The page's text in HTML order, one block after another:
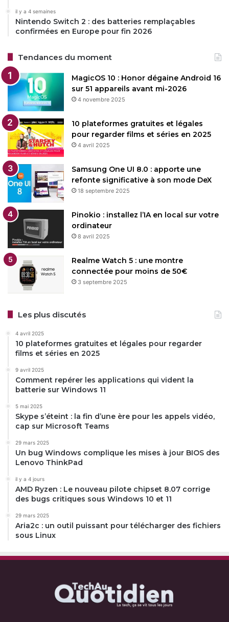
il y a 4 semaines
Nintendo Switch 2 : des batteries remplaçables
confirmées en Europe pour fin 2026
Tendances du moment
MagicOS 10 : Honor dégaine Android 16
sur 51 appareils avant mi-2026
4 novembre 2025
10 plateformes gratuites et légales
pour regarder films et séries en 2025
4 avril 2025
Samsung One UI 8.0 : apporte une
refonte significative à son mode DeX
18 septembre 2025
Pinokio : installez l’IA en local sur votre
ordinateur
8 avril 2025
Realme Watch 5 : une montre
connectée pour moins de 50€
3 septembre 2025
Les plus discutés
4 avril 2025
10 plateformes gratuites et légales pour regarder
films et séries en 2025
9 avril 2025
Comment repérer les applications qui vident la
batterie sur Windows 11
5 mai 2025
Skype s’éteint : la fin d’une ère pour les appels vidéo,
cap sur Microsoft Teams
29 mars 2025
Un bug Windows complique les mises à jour BIOS des
Lenovo ThinkPad
il y a 4 jours
AMD Ryzen : Le nouveau pilote chipset 8.07 corrige
des bugs critiques sous Windows 10 et 11
29 mars 2025
Aria2c : un outil puissant pour télécharger des fichiers
sous Linux